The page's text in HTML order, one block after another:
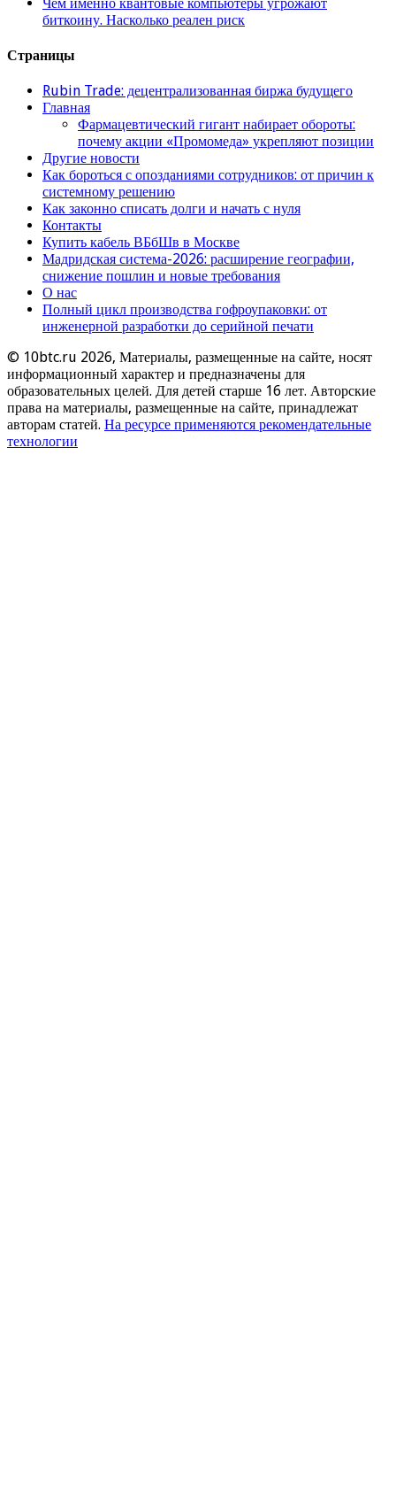
биткоину. Насколько реален риск
Страницы
Rubin Trade: децентрализованная биржа будущего
Главная
Фармацевтический гигант набирает обороты:
почему акции «Промомеда» укрепляют позиции
Другие новости
Как бороться с опозданиями сотрудников: от причин к
системному решению
Как законно списать долги и начать с нуля
Контакты
Купить кабель ВБбШв в Москве
Мадридская система-2026: расширение географии,
снижение пошлин и новые требования
О нас
Полный цикл производства гофроупаковки: от
инженерной разработки до серийной печати
© 10btc.ru 2026, Материалы, размещенные на сайте, носят
информационный характер и предназначены для
образовательных целей. Для детей старше 16 лет. Авторские
права на материалы, размещенные на сайте, принадлежат
авторам статей. На ресурсе применяются рекомендательные
технологии